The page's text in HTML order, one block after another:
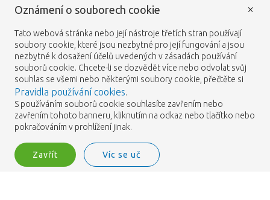
© 2026 -Heemskerk Flowers Obchodní podmínky
Heemskerk Flowers is a trading name of BGH A.Heemskerk AZN b.v.
Oznámení o souborech cookie
Tato webová stránka nebo její nástroje třetích stran používají
soubory cookie, které jsou nezbytné pro její fungování a jsou
nezbytné k dosažení účelů uvedených v zásadách používání
souborů cookie. Chcete-li se dozvědět více nebo odvolat svůj
souhlas se všemi nebo některými soubory cookie, přečtěte si
Pravidla používání cookies.
S používáním souborů cookie souhlasíte zavřením nebo
zavřením tohoto banneru, kliknutím na odkaz nebo tlačítko nebo
pokračováním v prohlížení jinak.
Zavřít Víc se uč
×